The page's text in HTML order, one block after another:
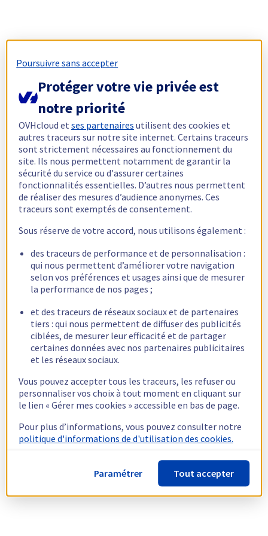
Poursuivre sans accepter
Protéger votre vie privée est
notre priorité
OVHcloud etses partenaires utilisent des cookies et
autres traceurs sur notre site internet. Certains traceurs
sont strictement nécessaires au fonctionnement du
site. Ils nous permettent notamment de garantir la
sécurité du service ou d'assurer certaines
fonctionnalités essentielles. D’autres nous permettent
de réaliser des mesures d’audience anonymes. Ces
traceurs sont exemptés de consentement.
Sous réserve de votre accord, nous utilisons également :
des traceurs de performance et de personnalisation :
qui nous permettent d’améliorer votre navigation
selon vos préférences et usages ainsi que de mesurer
la performance de nos pages ;
et des traceurs de réseaux sociaux et de partenaires
tiers : qui nous permettent de diffuser des publicités
ciblées, de mesurer leur efficacité et de partager
certaines données avec nos partenaires publicitaires
et les réseaux sociaux.
Vous pouvez accepter tous les traceurs, les refuser ou
personnaliser vos choix à tout moment en cliquant sur
le lien « Gérer mes cookies » accessible en bas de page.
Pour plus d’informations, vous pouvez consulter notre
politique d'informations de d'utilisation des cookies.
Paramétrer Tout accepter